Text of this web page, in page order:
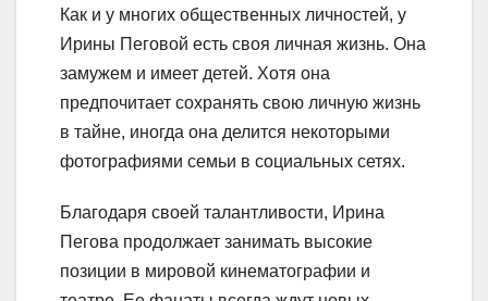
Как и у многих общественных личностей, у
Ирины Пеговой есть своя личная жизнь. Она
замужем и имеет детей. Хотя она
предпочитает сохранять свою личную жизнь
в тайне, иногда она делится некоторыми
фотографиями семьи в социальных сетях.
Благодаря своей талантливости, Ирина
Пегова продолжает занимать высокие
позиции в мировой кинематографии и